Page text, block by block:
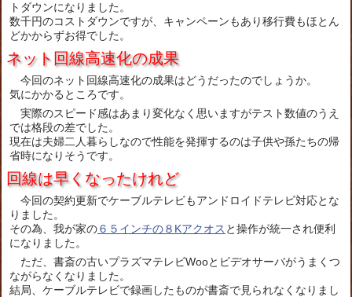
トダウンになりました。
数千円のコストダウンですが、キャンペーンもあり移行費もほとん
どかからずお得でした。
ネット回線高速化の成果
今回のネット回線高速化の成果はどうだったのでしょうか。
気にかかるところです。
実際のスピード感はあまり変化なく思いますがテスト数値のうえ
では格段の差でした。
現在は夫婦二人暮らしなので性能を発揮するのは子供や孫たちの帰
省時になりそうです。
回線は早くなったけれど
今回の契約更新でケーブルテレビもアンドロイドテレビ対応とな
りました。
その為、我が家の６５インチの８Kアクオス と操作が統一され便利
になりました。
ただ、書斎の古いプラズマテレビWooとビデオサーバがうまくつ
ながらなくなりました。
結局、ケーブルテレビで録画したものが書斎で見られなくなりまし